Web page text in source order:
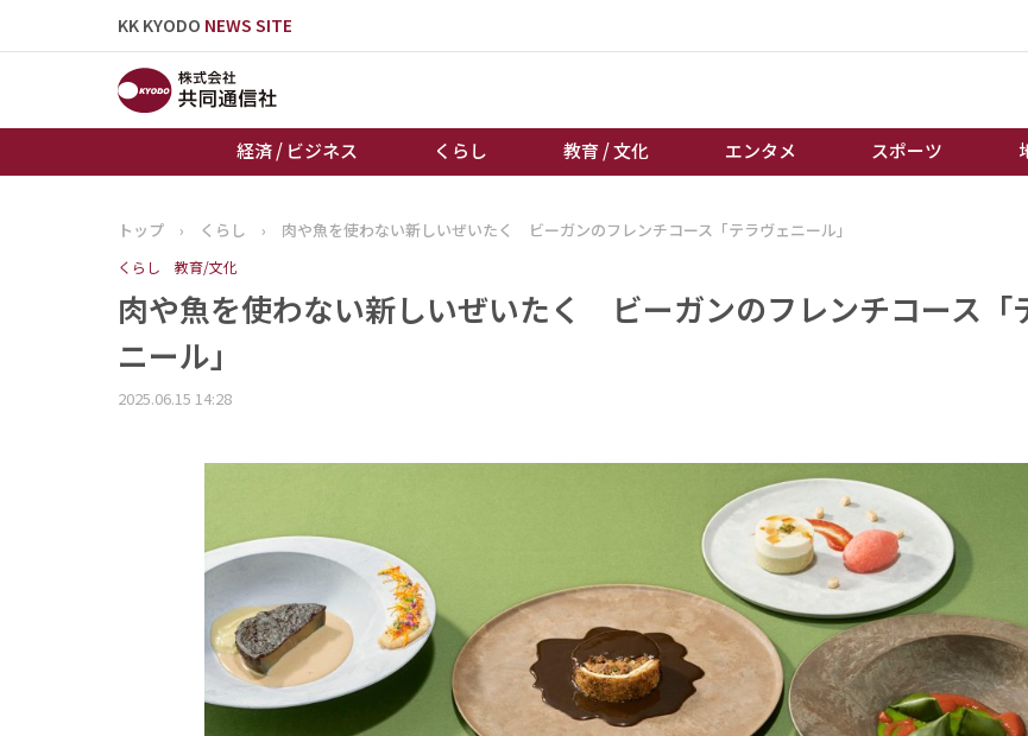
KK KYODO NEWS SITE
経済 / ビジネス くらし 教育 / 文化 エンタメ スポーツ
トップページ
お知らせ
経済 / ビジネス
教育 / 文化
キーパーソン
オートレース
女流本因坊戦
トップ › くらし › 肉や魚を使わない新しいぜいたく ビーガンのフレンチコース「テラヴェニール」
くらし 教育/文化
肉や魚を使わない新しいぜいたく ビーガンのフレンチコース「
ニール」
2025.06.15 14:28